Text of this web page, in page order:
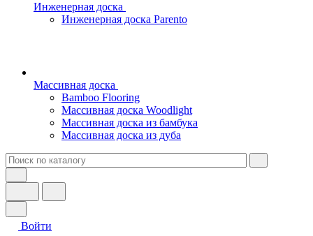
Инженерная доска
Инженерная доска Parento
Массивная доска
Bamboo Flooring
Массивная доска Woodlight
Массивная доска из бамбука
Массивная доска из дуба
Войти